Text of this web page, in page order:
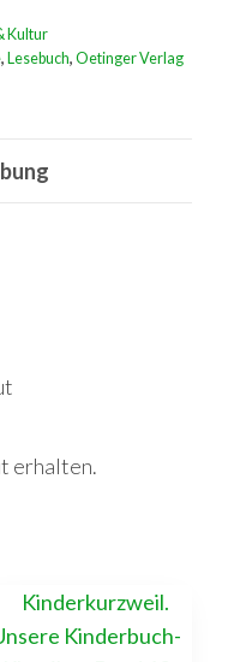
Kultur
, Lesebuch, Oetinger Verlag
erhalten.